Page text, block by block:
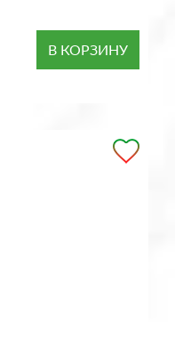
В КОРЗИНУ